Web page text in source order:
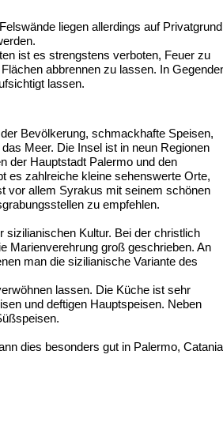
liegen allerdings auf
ist es strengstens verboten, Feuer zu
abbrennen zu lassen. In
lassen.
Bevölkerung, schmackhafte Speisen,
Meer. Die Insel ist in neun Regionen
der Hauptstadt Palermo und den
es zahlreiche kleine sehenswerte Orte,
vor allem Syrakus mit seinem schönen
zu empfehlen.
sizilianischen Kultur. Bei der christlich
Marienverehrung groß geschrieben. An
man die sizilianische Variante des
lassen. Die Küche ist sehr
und deftigen Hauptspeisen. Neben
dies besonders gut in Palermo,